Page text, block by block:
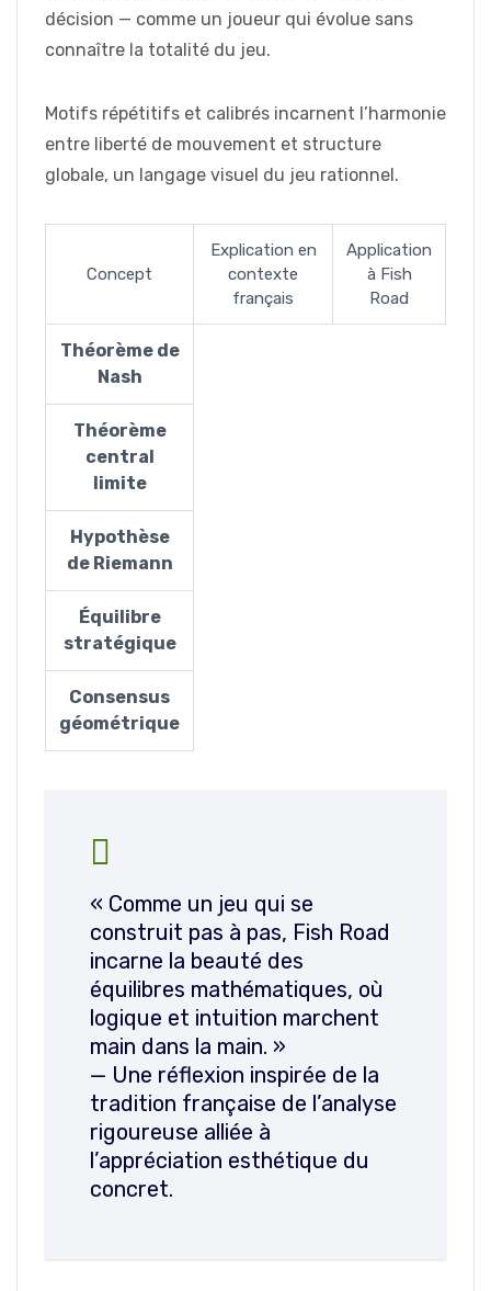
décision — comme un joueur qui évolue sans
connaître la totalité du jeu.
Motifs répétitifs et calibrés incarnent l’harmonie
entre liberté de mouvement et structure
globale, un langage visuel du jeu rationnel.
Concept
Explication en
contexte
français
Application
à Fish
Road
Théorème de
Nash
Théorème
central
limite
Hypothèse
de Riemann
Équilibre
stratégique
Consensus
géométrique
« Comme un jeu qui se
construit pas à pas, Fish Road
incarne la beauté des
équilibres mathématiques, où
logique et intuition marchent
main dans la main. »
— Une réflexion inspirée de la
tradition française de l’analyse
rigoureuse alliée à
l’appréciation esthétique du
concret.